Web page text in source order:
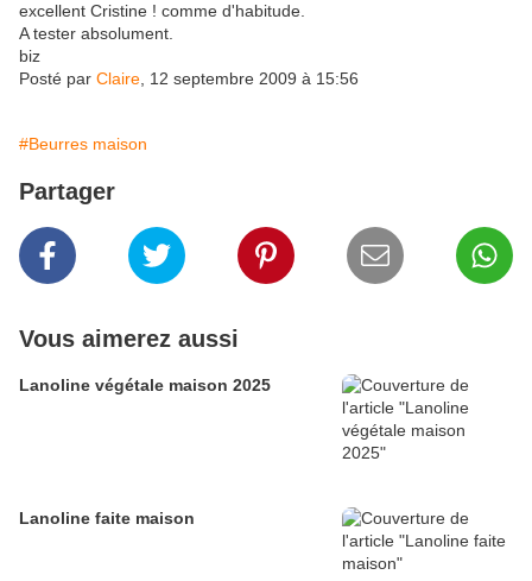
excellent Cristine ! comme d'habitude.
A tester absolument.
biz
Posté par Claire , 12 septembre 2009 à 15:56
#Beurres maison
Partager
Vous aimerez aussi
Lanoline végétale maison 2025
Lanoline faite maison